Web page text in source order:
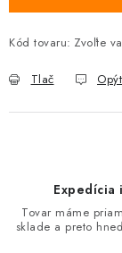
Kód tovaru: Zvoľte
Tlač
Expedícia
Tovar máme
sklade a preto